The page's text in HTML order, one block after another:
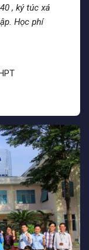
, ký túc xá
Học phí